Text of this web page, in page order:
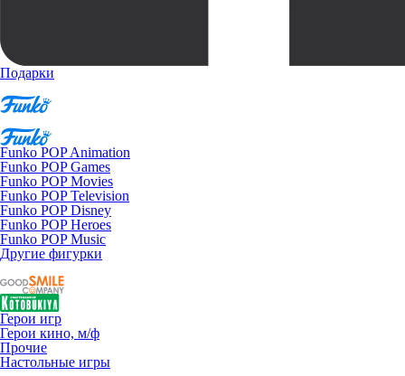
Подарки
Funko POP Animation
Funko POP Games
Funko POP Movies
Funko POP Television
Funko POP Disney
Funko POP Heroes
Funko POP Music
Другие фигурки
Герои игр
Герои кино, м/ф
Прочие
Настольные игры